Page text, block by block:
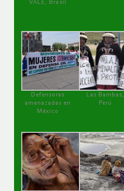
VALE, Brasil
Defensoras
amenazadas en
México
Las Bambas,
Perú